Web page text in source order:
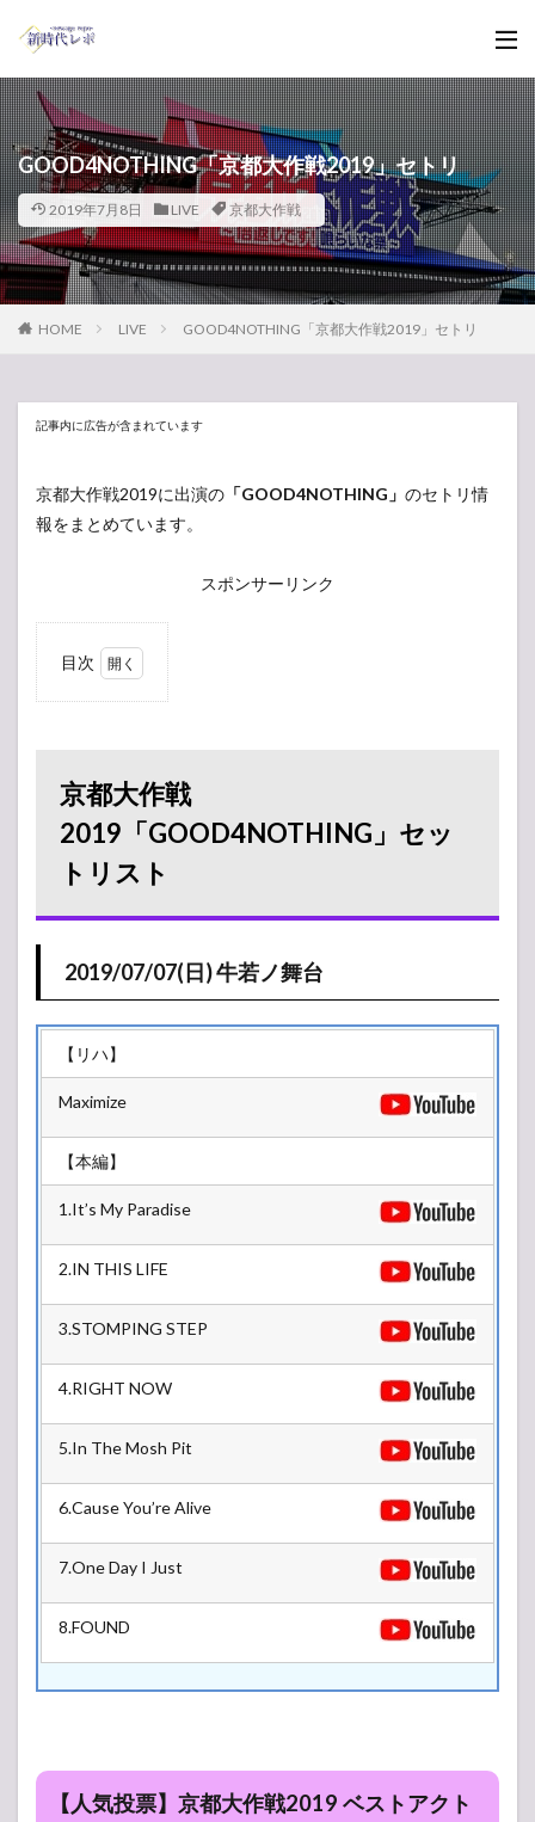
GOOD4NOTHING「京都大作戦2019」セトリ
2019年7月8日 LIVE 京都大作戦
HOME LIVE GOOD4NOTHING「京都大作戦2019」セトリ
記事内に広告が含まれています
京都大作戦2019に出演の 「GOOD4NOTHING」 のセトリ情
報をまとめています。
スポンサーリンク
目次
2019/07/07(日)
牛若ノ舞台
2
2019/07/07(日)
源氏
2.2
ノ舞
京都大作戦
2019「GOOD4NOTHING」セッ
トリスト
2019/07/07(日) 牛若ノ舞台
【リハ】
Maximize
【本編】
1.It’s My Paradise
2.IN THIS LIFE
3.STOMPING STEP
4.RIGHT NOW
5.In The Mosh Pit
6.Cause You’re Alive
7.One Day I Just
8.FOUND
【人気投票】京都大作戦2019 ベストアクト